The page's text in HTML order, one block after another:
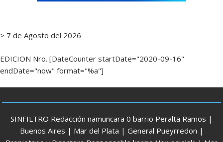
> 7 de Agosto del 2026
EDICION Nro. [DateCounter startDate="2020-09-16"
endDate="now" format="%a"]
SINFILTRO Redacción namuncara 0 barrio Peralta Ramos |
Buenos Aires | Mar del Plata | General Pueyrredon |